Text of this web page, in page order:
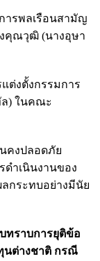
ารพลเรือนสามัญ
คุณวุฒิ (นางอุษา
ต่งตั้งกรรมการ
) ในคณะ
คงปลอดภัย
ดำเนินงานของ
กระทบอย่างมีนัย
ทราบการยุติข้อ
นต่างชาติ กรณี